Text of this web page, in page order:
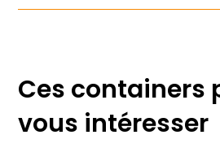
Ces containers
vous intéresser